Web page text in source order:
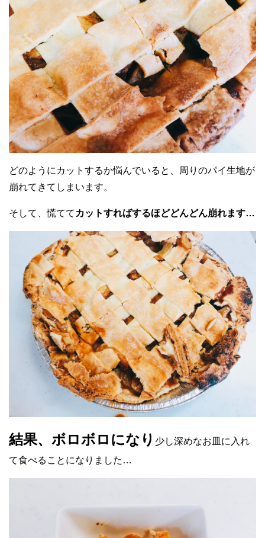
どのようにカットするか悩んでいると、周りのパイ生地が
崩れてきてしまいます。
そして、慌てて カットすればするほどどんどん崩れます…
結果、ボロボロになり 少し深めなお皿に入れ
て食べることになりました…